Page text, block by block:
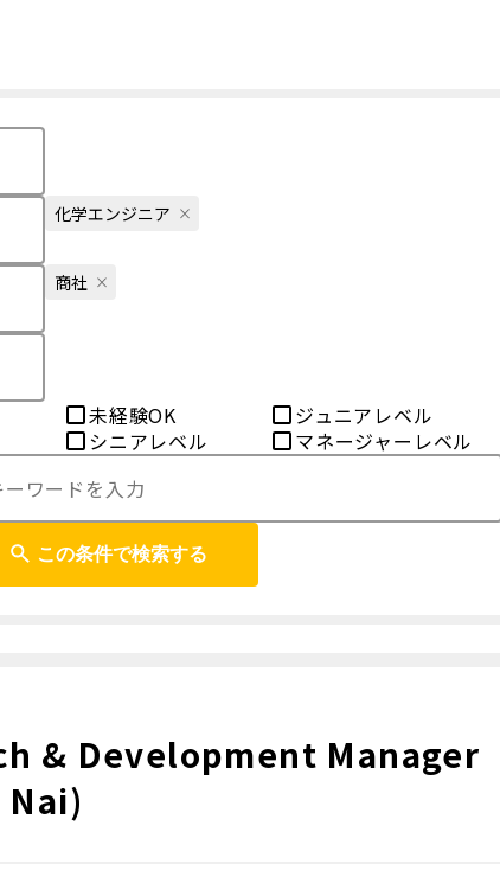
化学エンジニア
商社
未経験OK
ジュニアレベル
シニアレベル
マネージャーレベル
この条件で検索する
& Development Manager